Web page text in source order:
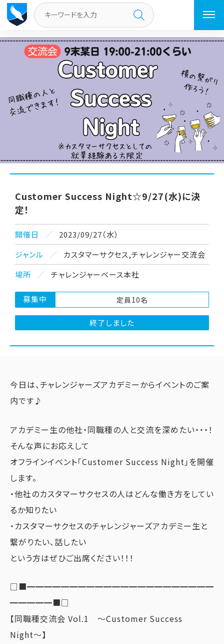
トップページ／イベント／ Customer Success Night☆9/27(水)に
Customer Success Night☆9/27(水)に決
定！
開催日
2023/09/27（水）
ジャンル
カスタマーサクセス,チャレンジャー交流会
場所
チャレンジャーベース本社
募集中 定員10名
終了しました
今日は、チャレンジャーズアカデミーからイベントのご案
内です♪
アカデミー生の他社・同職種の人と交流を深めたい・・・！
そんな声にお応えして
オフラインイベント「Customer Success Night」を開催
します。
・他社のカスタマーサクセスの人はどんな働き方をしてい
るか知りたい
・カスタマーサクセスのチャレンジャーズアカデミー生と
繋がりたい、話したい
という方はぜひご出席ください！！！
□■━━━━━━━━━━━━━━━━━━━━━━
━━━━━■□
【同職種交流会 Vol.1 〜Customer Success
Night〜】